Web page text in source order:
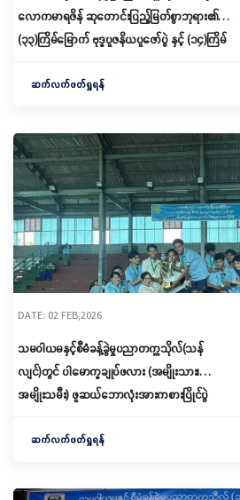
လောကမာရဇိန် ဆုတောင်းပြည့်မြတ်စွာဘုရား၏
(၃၃)ကြိမ်မြောက် ဗုဒ္ဓပူဇနိယပူဇော်ပွဲ နှင့် (၁၄)ကြိမ်
ဆက်လက်ဖတ်ရှုရန်
DATE: 02 FEB,2026
သမဝါယမနှင့်စီမံခန့်ခွဲမှုပညာတက္ကသိုလ်(သန်
လျင်)တွင် ပါမောက္ခချုပ်ဖလား (အမျိုးသား၊
အမျိုးသမီး) ဖူဆယ်ဘောလုံးအားကစားပြိုင်ပွဲ
ဆက်လက်ဖတ်ရှုရန်